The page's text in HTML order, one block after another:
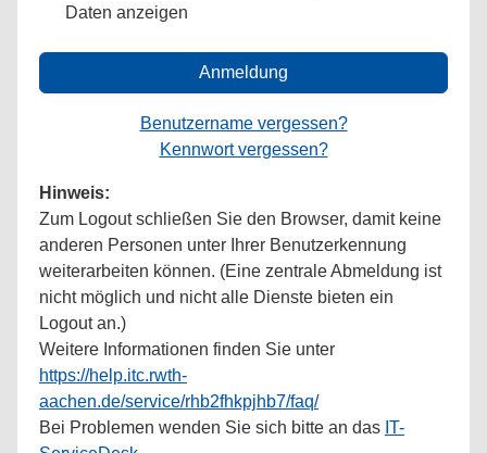
Daten anzeigen
Anmeldung
Benutzername vergessen?
Kennwort vergessen?
Hinweis:
Zum Logout schließen Sie den Browser, damit keine
anderen Personen unter Ihrer Benutzerkennung
weiterarbeiten können. (Eine zentrale Abmeldung ist
nicht möglich und nicht alle Dienste bieten ein
Logout an.)
Weitere Informationen finden Sie unter
https://help.itc.rwth-
aachen.de/service/rhb2fhkpjhb7/faq/
Bei Problemen wenden Sie sich bitte an das IT-